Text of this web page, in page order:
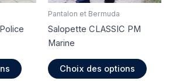
produit
Pantalon et Bermuda
Salopette CLASSIC PM
Marine
Choix des options